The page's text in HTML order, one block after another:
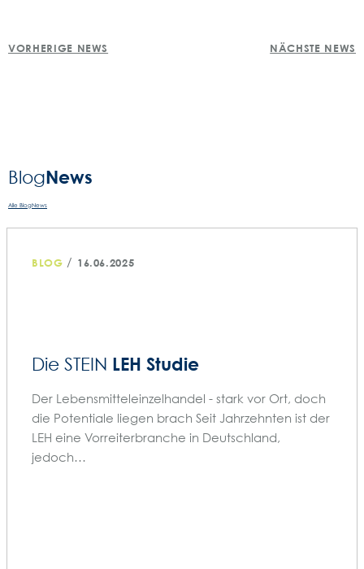
POST
VORHERIGE NEWS NÄCHSTE NEWS
Blog­News
Alle BlogNews
BLOG / 16.06.2025
Die STEIN LEH Studie
Der Lebensmitteleinzelhandel - stark vor Ort, doch
die Potentiale liegen brach Seit Jahrzehnten ist der
LEH eine Vorreiterbranche in Deutschland,
jedoch…